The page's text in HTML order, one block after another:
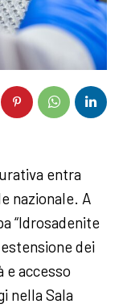
entra
nazionale. A
“Idrosadenite
dei
e accesso
nella Sala